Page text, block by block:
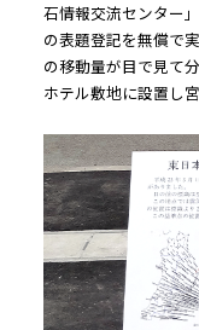
石情報交流センター
の表題登記を無償で
の移動量が目で見て
ホテル敷地に設置し